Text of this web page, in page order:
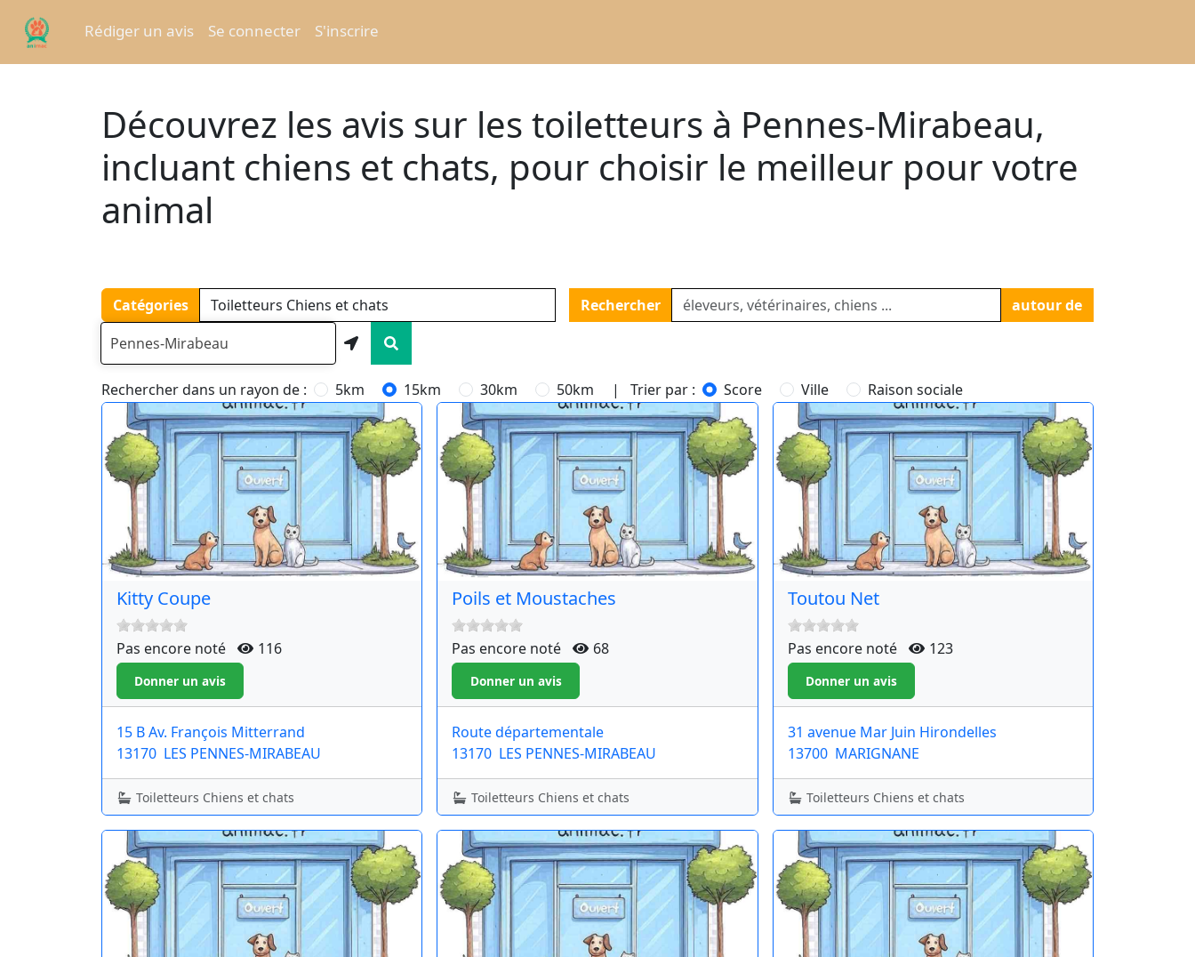
Rédiger un avis Se connecter S'inscrire
Découvrez les avis sur les toiletteurs à Pennes-Mirabeau,
incluant chiens et chats, pour choisir le meilleur pour votre
animal
Catégories Rechercher autour de
Rechercher dans un rayon de : 5km 15km 30km 50km | Trier par : Score Ville Raison sociale
Kitty Coupe
Pas encore noté 116
15 B Av. François Mitterrand
13170 LES PENNES-MIRABEAU
Toiletteurs Chiens et chats
Poils et Moustaches
Pas encore noté 68
Route départementale
13170 LES PENNES-MIRABEAU
Toiletteurs Chiens et chats
Toutou Net
Pas encore noté 123
31 avenue Mar Juin Hirondelles
13700 MARIGNANE
Toiletteurs Chiens et chats